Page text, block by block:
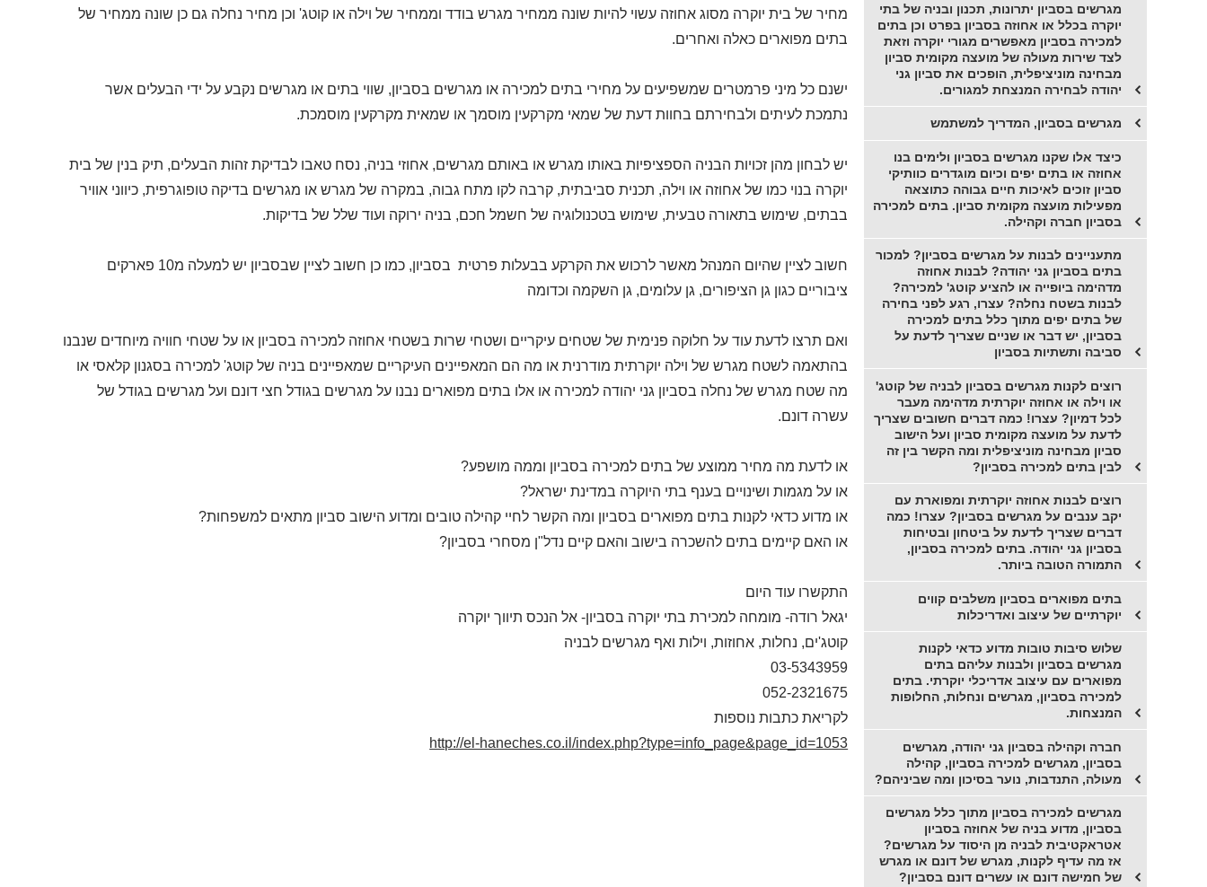
מחיר של בית יוקרה מסוג אחוזה עשוי להיות שונה ממחיר מגרש בודד וממחיר של וילה או קוטג' וכן מחיר נחלה גם כן שונה ממחיר של
בתים מפוארים כאלה ואחרים.
ישנם כל מיני פרמטרים שמשפיעים על מחירי בתים למכירה או מגרשים בסביון, שווי בתים או מגרשים נקבע על ידי הבעלים אשר
נתמכת לעיתים ולבחירתם בחוות דעת של שמאי מקרקעין מוסמך או שמאית מקרקעין מוסמכת.
יש לבחון מהן זכויות הבניה הספציפיות באותו מגרש או באותם מגרשים, אחוזי בניה, נסח טאבו לבדיקת זהות הבעלים, תיק בנין של בית
יוקרה בנוי כמו של אחוזה או וילה, תכנית סביבתית, קרבה לקו מתח גבוה, במקרה של מגרש או מגרשים בדיקה טופוגרפית, כיווני אוויר
בבתים, שימוש בתאורה טבעית, שימוש בטכנולוגיה של חשמל חכם, בניה ירוקה ועוד שלל של בדיקות.
חשוב לציין שהיום המנהל מאשר לרכוש את הקרקע בבעלות פרטית בסביון, כמו כן חשוב לציין שבסביון יש למעלה מ10 פארקים
ציבוריים כגון גן הציפורים, גן עלומים, גן השקמה וכדומה
ואם תרצו לדעת עוד על חלוקה פנימית של שטחים עיקריים ושטחי שרות בשטחי אחוזה למכירה בסביון או על שטחי חוויה מיוחדים שנבנו
בהתאמה לשטח מגרש של וילה יוקרתית מודרנית או מה הם המאפיינים העיקריים שמאפיינים בניה של קוטג' למכירה בסגנון קלאסי או
מה שטח מגרש של נחלה בסביון גני יהודה למכירה או אלו בתים מפוארים נבנו על מגרשים בגודל חצי דונם ועל מגרשים בגודל של
עשרה דונם.
או לדעת מה מחיר ממוצע של בתים למכירה בסביון וממה מושפע?
או על מגמות ושינויים בענף בתי היוקרה במדינת ישראל?
או מדוע כדאי לקנות בתים מפוארים בסביון ומה הקשר לחיי קהילה טובים ומדוע הישוב סביון מתאים למשפחות?
או האם קיימים בתים להשכרה בישוב והאם קיים נדל"ן מסחרי בסביון?
התקשרו עוד היום
יגאל רודה- מומחה למכירת בתי יוקרה בסביון- אל הנכס תיווך יוקרה
קוטג'ים, נחלות, אחוזות, וילות ואף מגרשים לבניה
03-5343959
052-2321675
לקריאת כתבות נוספות
http://el-haneches.co.il/index.php?type=info_page&page_id=1053
מגרשים בסביון יתרונות, תכנון ובניה של בתי
יוקרה בכלל או אחוזה בסביון בפרט וכן בתים
למכירה בסביון מאפשרים מגורי יוקרה וזאת
לצד שירות מעולה של מועצה מקומית סביון
מבחינה מוניציפלית, הופכים את סביון גני
יהודה לבחירה המנצחת למגורים.
מגרשים בסביון, המדריך למשתמש
כיצד אלו שקנו מגרשים בסביון ולימים בנו
אחוזה או בתים יפים וכיום מוגדרים כוותיקי
סביון זוכים לאיכות חיים גבוהה כתוצאה
מפעילות מועצה מקומית סביון. בתים למכירה
בסביון חברה וקהילה.
מתעניינים לבנות על מגרשים בסביון? למכור
בתים בסביון גני יהודה? לבנות אחוזה
מדהימה ביופייה או להציע קוטג' למכירה?
לבנות בשטח נחלה? עצרו, רגע לפני בחירה
של בתים יפים מתוך כלל בתים למכירה
בסביון, יש דבר או שניים שצריך לדעת על
סביבה ותשתיות בסביון
רוצים לקנות מגרשים בסביון לבניה של קוטג'
או וילה או אחוזה יוקרתית מדהימה מעבר
לכל דמיון? עצרו! כמה דברים חשובים שצריך
לדעת על מועצה מקומית סביון ועל הישוב
סביון מבחינה מוניציפלית ומה הקשר בין זה
לבין בתים למכירה בסביון?
רוצים לבנות אחוזה יוקרתית ומפוארת עם
יקב ענבים על מגרשים בסביון? עצרו! כמה
דברים שצריך לדעת על ביטחון ובטיחות
בסביון גני יהודה. בתים למכירה בסביון,
התמורה הטובה ביותר.
בתים מפוארים בסביון משלבים קווים
יוקרתיים של עיצוב ואדריכלות
שלוש סיבות טובות מדוע כדאי לקנות
מגרשים בסביון ולבנות עליהם בתים
מפוארים עם עיצוב אדריכלי יוקרתי. בתים
למכירה בסביון, מגרשים ונחלות, החלופות
המנצחות.
חברה וקהילה בסביון גני יהודה, מגרשים
בסביון, מגרשים למכירה בסביון, קהילה
מעולה, התנדבות, נוער בסיכון ומה שביניהם?
מגרשים למכירה בסביון מתוך כלל מגרשים
בסביון, מדוע בניה של אחוזה בסביון
אטראקטיבית לבניה מן היסוד על מגרשים?
אז מה עדיף לקנות, מגרש של דונם או מגרש
של חמישה דונם או עשרים דונם בסביון?